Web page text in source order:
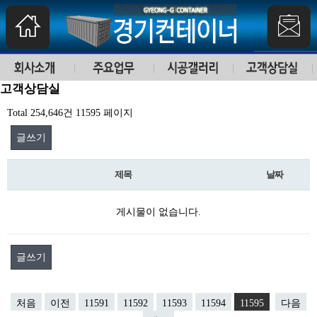
고객상담실
Total 254,646건 11595 페이지
글쓰기
제목 날짜
게시물이 없습니다.
글쓰기
처음 이전 11591 11592 11593 11594 11595
다음